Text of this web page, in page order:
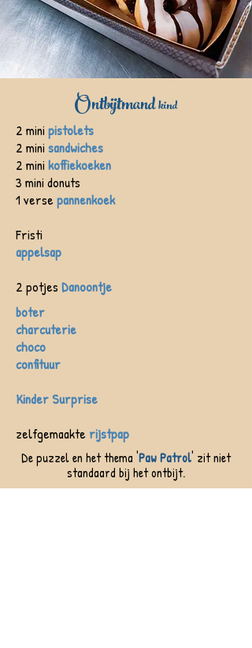
Ontbijtmandkind
2 mini pistolets
2 mini sandwiches
2 mini koffiekoeken
3 mini donuts
1 verse pannenkoek
Fristi
appelsap
2 potjes Danoontje
boter
charcuterie
choco
confituur
Kinder Surprise
zelfgemaakte rijstpap
De puzzel en het thema 'Paw Patrol' zit niet
standaard bij het ontbijt.